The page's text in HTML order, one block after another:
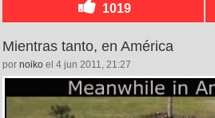
1019
Mientras tanto, en América
por noiko el 4 jun 2011, 21:27